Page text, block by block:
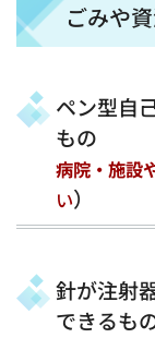
ごみや
ペン型自
も
病院・施設
い）
針が注射
できるも